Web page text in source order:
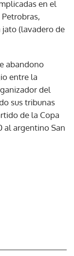
en el
jato (lavadero de
abandono
entre la
del
sus tribunas
de la Copa
al argentino San